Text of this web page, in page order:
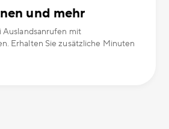
und mehr
Auslandsanrufen mit
Erhalten Sie zusätzliche Minuten